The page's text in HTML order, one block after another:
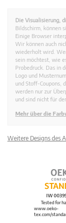
Die Visualisierung,
Bildschirm, können
Einige Browser
Wir können auch
wiederholt wird.
sein möchtest, wie
Probedruck. Das in
Logo und
und Stoff-Coupons,
werden nur zur
und sind nicht für
Mehr über die
Weitere Designs des
IW
Tested for
www.oeko-
tex.com/